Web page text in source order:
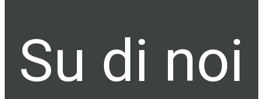
Su di noi